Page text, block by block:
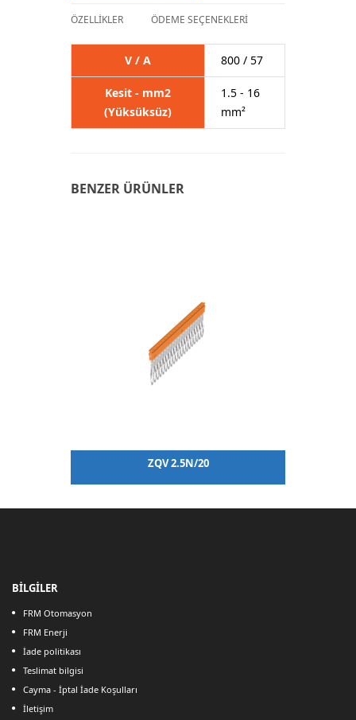
ÖZELLİKLER ÖDEME SEÇENEKLERİ
V / A 800 / 57
Kesit - mm2
(Yüksüksüz)
1.5 - 16
mm²
BENZER ÜRÜNLER
ZQV 2.5N/20
BİLGİLER
FRM Otomasyon
FRM Enerji
İade politikası
Teslimat bilgisi
Cayma - İptal İade Koşulları
İletişim